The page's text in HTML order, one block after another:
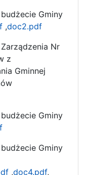
Gminy
,doc2.pdf
Nr
z
Gminnej
Gminy
Gminy
,doc4.pdf,